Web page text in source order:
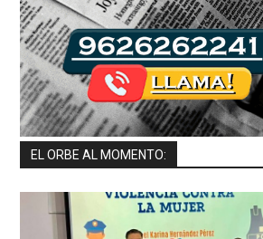
EL ORBE AL MOMENTO: